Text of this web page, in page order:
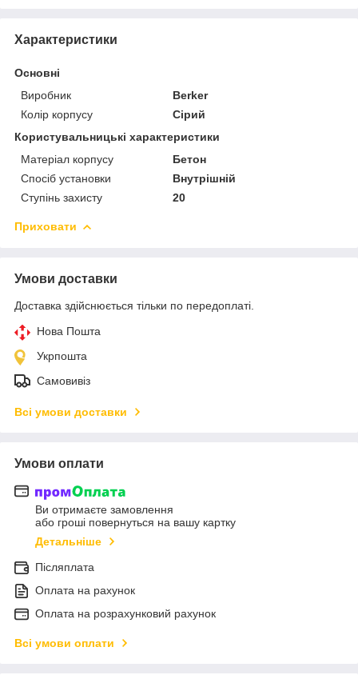
Характеристики
Основні
Виробник
Berker
Колір корпусу
Сірий
Користувальницькі характеристики
Матеріал корпусу
Бетон
Спосіб установки
Внутрішній
Ступінь захисту
20
Приховати
Умови доставки
Доставка здійснюється тільки по передоплаті.
Нова Пошта
Укрпошта
Самовивіз
Всі умови доставки
Умови оплати
Ви отримаєте замовлення
або гроші повернуться на вашу картку
Детальніше
Післяплата
Оплата на рахунок
Оплата на розрахунковий рахунок
Всі умови оплати